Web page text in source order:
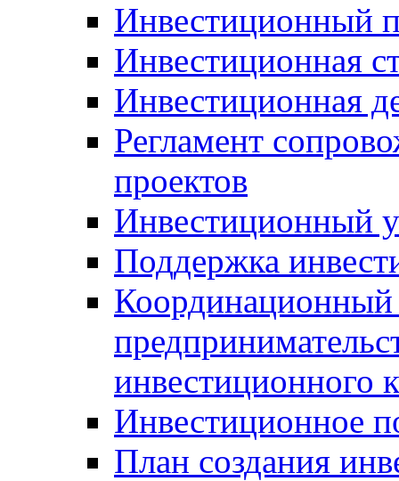
Инвестиционный
Инвестиционная
Инвестиционная
Регламент
проектов
Инвестиционный
Поддержка
Координационный
инвестиционного
Инвестиционное
План создания